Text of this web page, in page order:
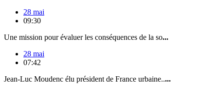
28 mai
09:30
Une mission pour évaluer les conséquences de la so...
28 mai
07:42
Jean-Luc Moudenc élu président de France urbaine.....